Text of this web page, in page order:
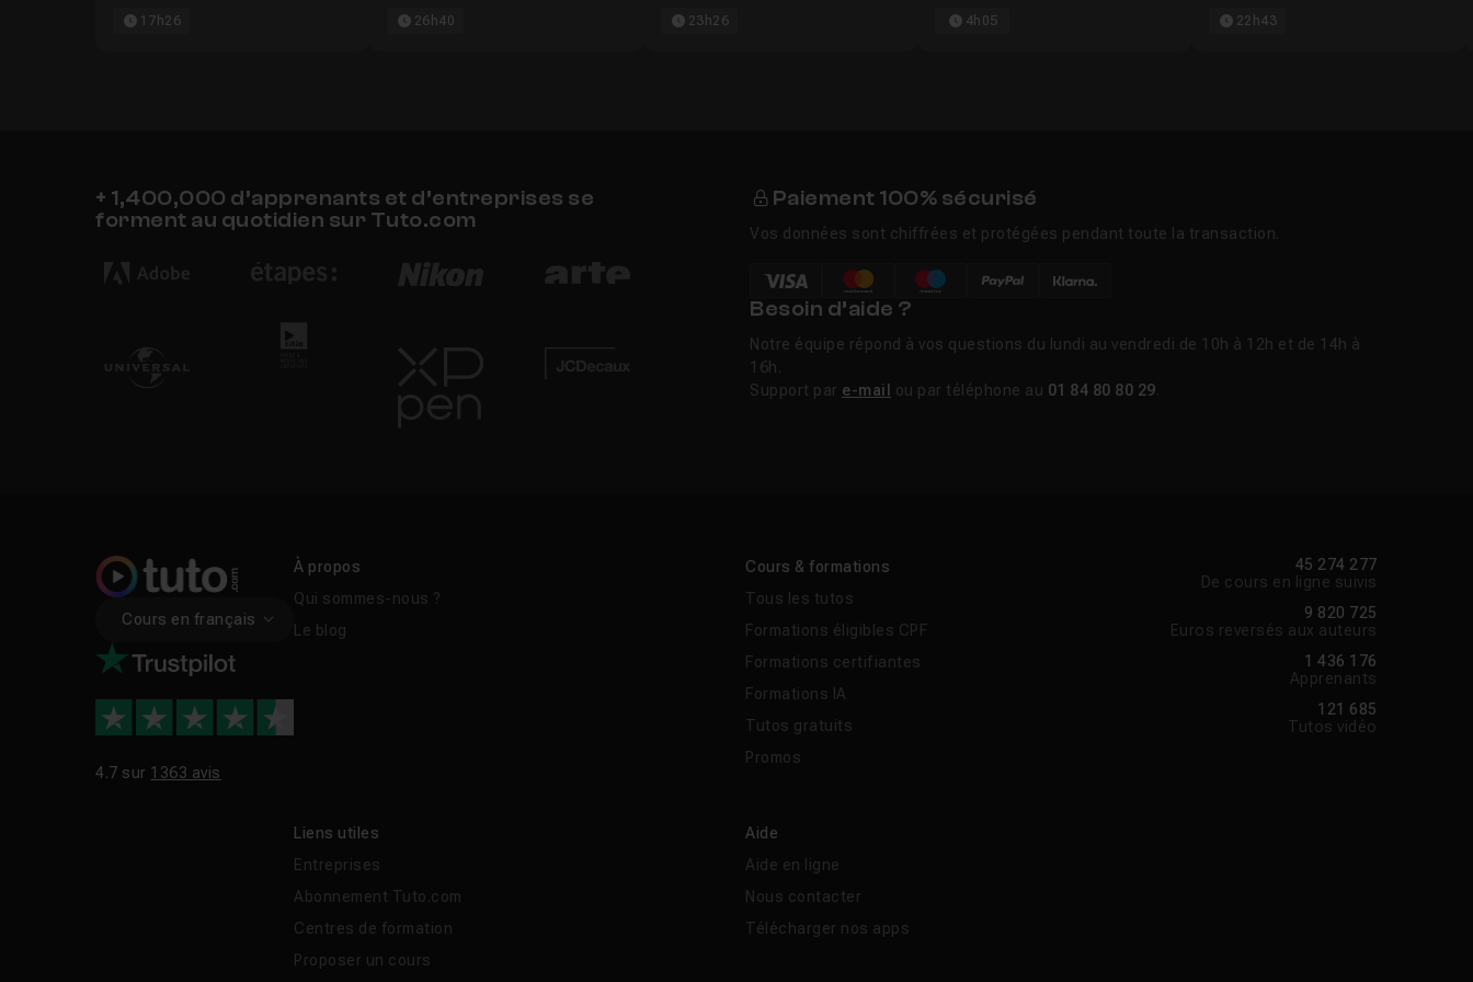
17h26 26h40 23h26 4h05 22h43
+ 1,400,000 d’apprenants et d’entreprises se
forment au quotidien sur Tuto.com
Paiement 100% sécurisé
Vos données sont chiffrées et protégées pendant toute la transaction.
Besoin d’aide ?
Notre équipe répond à vos questions du lundi au vendredi de 10h à 12h et de 14h à
16h.
Support par e-mail ou par téléphone au 01 84 80 80 29.
Cours en français
4.7 sur 1363 avis
À propos
Qui sommes-nous ?
Le blog
Cours & formations
Tous les tutos
Formations éligibles CPF
Formations certifiantes
Formations IA
Tutos gratuits
Promos
Liens utiles
Entreprises
Abonnement Tuto.com
Centres de formation
Proposer un cours
Aide
Aide en ligne
Nous contacter
Télécharger nos apps
45 274 277
De cours en ligne suivis
9 820 725
Euros reversés aux auteurs
1 436 176
Apprenants
121 685
Tutos vidéo